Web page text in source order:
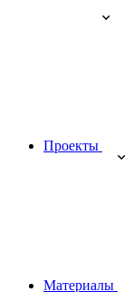
Проекты
Материалы